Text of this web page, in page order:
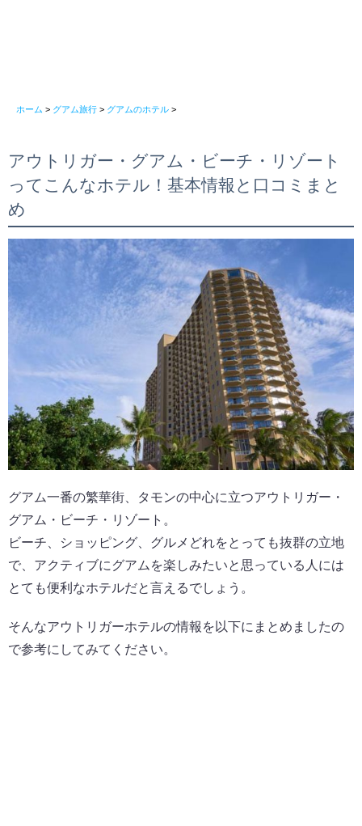
ホーム > グアム旅行 > グアムのホテル >
アウトリガー・グアム・ビーチ・リゾート
ってこんなホテル！基本情報と口コミまと
め
グアム一番の繁華街、タモンの中心に立つアウトリガー・
グアム・ビーチ・リゾート。
ビーチ、ショッピング、グルメどれをとっても抜群の立地
で、アクティブにグアムを楽しみたいと思っている人には
とても便利なホテルだと言えるでしょう。
そんなアウトリガーホテルの情報を以下にまとめましたの
で参考にしてみてください。